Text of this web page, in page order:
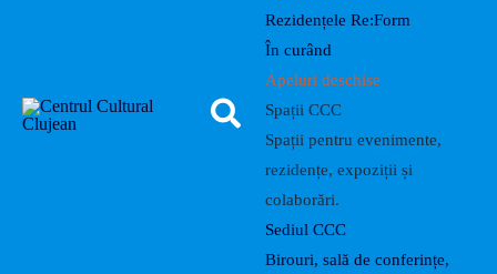
Rezidențele Re:Form
În curând
Apeluri deschise
Spații CCC
Spații pentru evenimente,
rezidențe, expoziții și
colaborări.
Sediul CCC
Birouri, sală de conferințe,